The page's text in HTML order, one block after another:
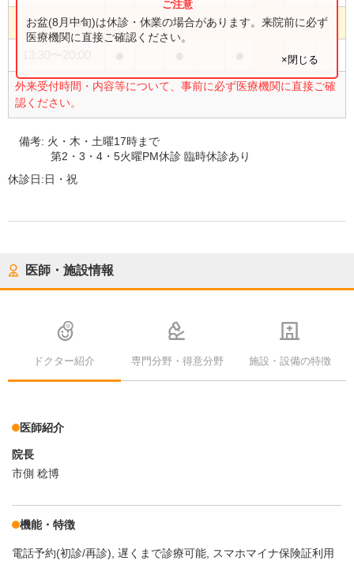
8:00〜17:00 ● ● ●
外来受付時間・内容等について、事前に必ず医療機関に直接ご確
認ください。
お盆(8月中旬)は休診・休業の場合があります。来院前に必ず
医療機関に直接ご確認ください。
×閉じる
備考: 火・木・土曜17時まで
第2・3・4・5火曜PM休診 臨時休診あり
休診日:日・祝
医師・施設情報
ドクター紹介 専門分野・得意分野 施設・設備の特徴
医師紹介
院長
市側 稔博
機能・特徴
電話予約(初診/再診) 遅くまで診療可能 スマホマイナ保険証利用